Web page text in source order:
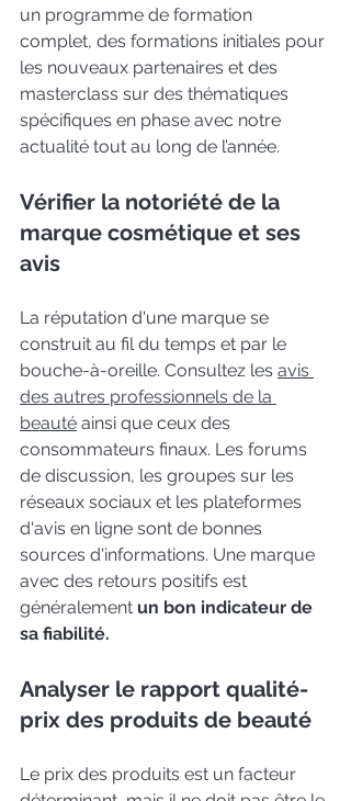
un programme de formation
complet, des formations initiales pour
les nouveaux partenaires et des
masterclass sur des thématiques
spécifiques en phase avec notre
actualité tout au long de l’année.
Vérifier la notoriété de la
marque cosmétique et ses
avis
La réputation d'une marque se
construit au fil du temps et par le
bouche-à-oreille. Consultez les avis
des autres professionnels de la
beauté ainsi que ceux des
consommateurs finaux. Les forums
de discussion, les groupes sur les
réseaux sociaux et les plateformes
d'avis en ligne sont de bonnes
sources d'informations. Une marque
avec des retours positifs est
généralement un bon indicateur de
sa fiabilité.
Analyser le rapport qualité-
prix des produits de beauté
Le prix des produits est un facteur